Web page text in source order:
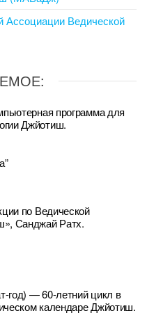
Ведической
программа для
Джйотиш.
по Ведической
Санджай Ратх.
год) — 60-летний цикл в
календаре Джйотиш.